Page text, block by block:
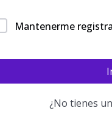
Mantenerme
¿No tienes